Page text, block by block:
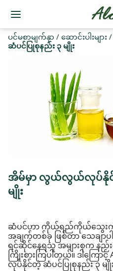
ပင်မစာမျက်နှာ /ဆောင်းပါးများ/
ဆံပင်ပြုစုနည်း ၃ မျိုး
အိမ်မှာ လွယ်လွယ်လုပ်နိုင်
မျိုး
ဆံပင်ဟာ ကိုယ်ရည်ကိုယ်သွေးကို
အချက်တစ်ခု ဖြစ်တာ သေချာ
ရင်ဆိုင်နေရသူ အများစုက နည်း
ကြိုးစားကြပါတယ်။ ဒါကြေ
လုပ်နိုင်တဲ့ ဆံပင်ပြုစုနည်း ၃ မျို